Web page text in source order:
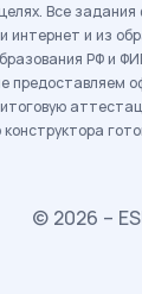
Все
интернет и из
РФ и
предоставляем
© 2026 –